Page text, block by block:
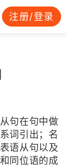
注册/登录
句在句中做
词引出；名
语从句以及
同位语的成